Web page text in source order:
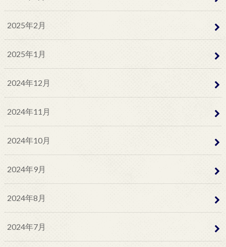
2025年2月
2025年1月
2024年12月
2024年11月
2024年10月
2024年9月
2024年8月
2024年7月